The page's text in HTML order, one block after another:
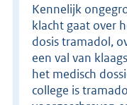
Kennelijk
klacht gaat over
dosis tramadol,
een val van
het medisch
college is